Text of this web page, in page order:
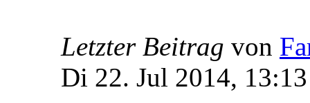
Letzter Beitrag von
Di 22. Jul 2014, 13:13